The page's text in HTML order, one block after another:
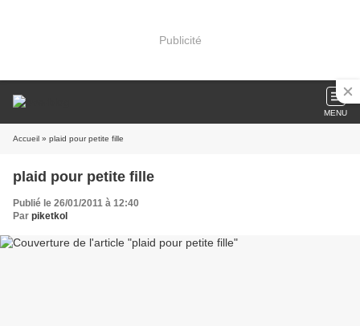
Publicité
MENU
Accueil » plaid pour petite fille
plaid pour petite fille
Publié le 26/01/2011 à 12:40
Par piketkol